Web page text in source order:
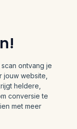
ontvang je
website,
heldere,
conversie te
met meer